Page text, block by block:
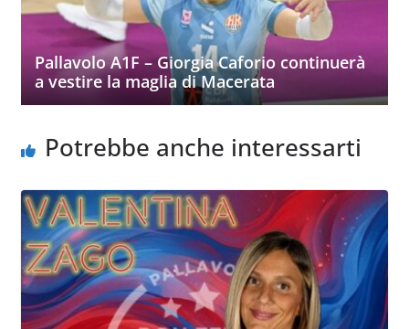
Pallavolo A1F – Giorgia Caforio continuerà
a vestire la maglia di Macerata
Potrebbe anche interessarti